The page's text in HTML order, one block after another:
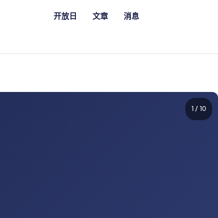
开放日 文章 消息
1 / 10